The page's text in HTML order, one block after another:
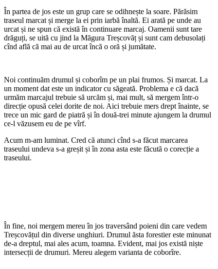
În partea de jos este un grup care se odihnește la soare. Părăsim
traseul marcat și merge la ei prin iarbă înaltă. Ei arată pe unde au
urcat și ne spun că există în continuare marcaj. Oamenii sunt tare
drăguți, se uită cu jind la Măgura Treșcovăț și sunt cam debusolați
cînd află că mai au de urcat încă o oră și jumătate.
Noi continuăm drumul și coborîm pe un plai frumos. Și marcat. La
un moment dat este un indicator cu săgeată. Problema e că dacă
urmăm marcajul trebuie să urcăm și, mai mult, să mergem într-o
direcție opusă celei dorite de noi. Aici trebuie mers drept înainte, se
trece un mic gard de piatră și în două-trei minute ajungem la drumul
ce-l văzusem eu de pe vîrf.
Acum m-am luminat. Cred că atunci cînd s-a făcut marcarea
traseului undeva s-a greșit și în zona asta este făcută o corecție a
traseului.
În fine, noi mergem mereu în jos traversând poieni din care vedem
Treșcovățul din diverse unghiuri. Drumul ăsta forestier este minunat
de-a dreptul, mai ales acum, toamna. Evident, mai jos există niște
intersecții de drumuri. Mereu alegem varianta de coborîre.